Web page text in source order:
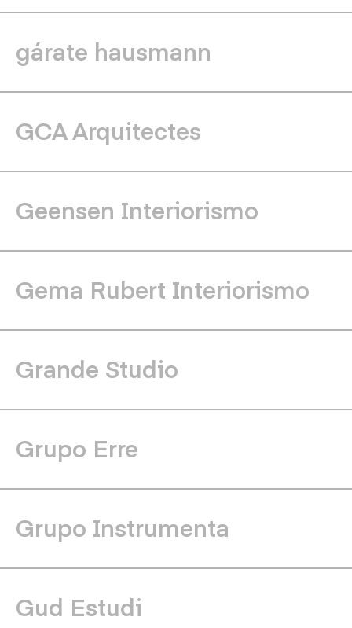
gárate hausmann
GCA Arquitectes
Geensen Interiorismo
Gema Rubert Interiorismo
Grande Studio
Grupo Erre
Grupo Instrumenta
Gud Estudi